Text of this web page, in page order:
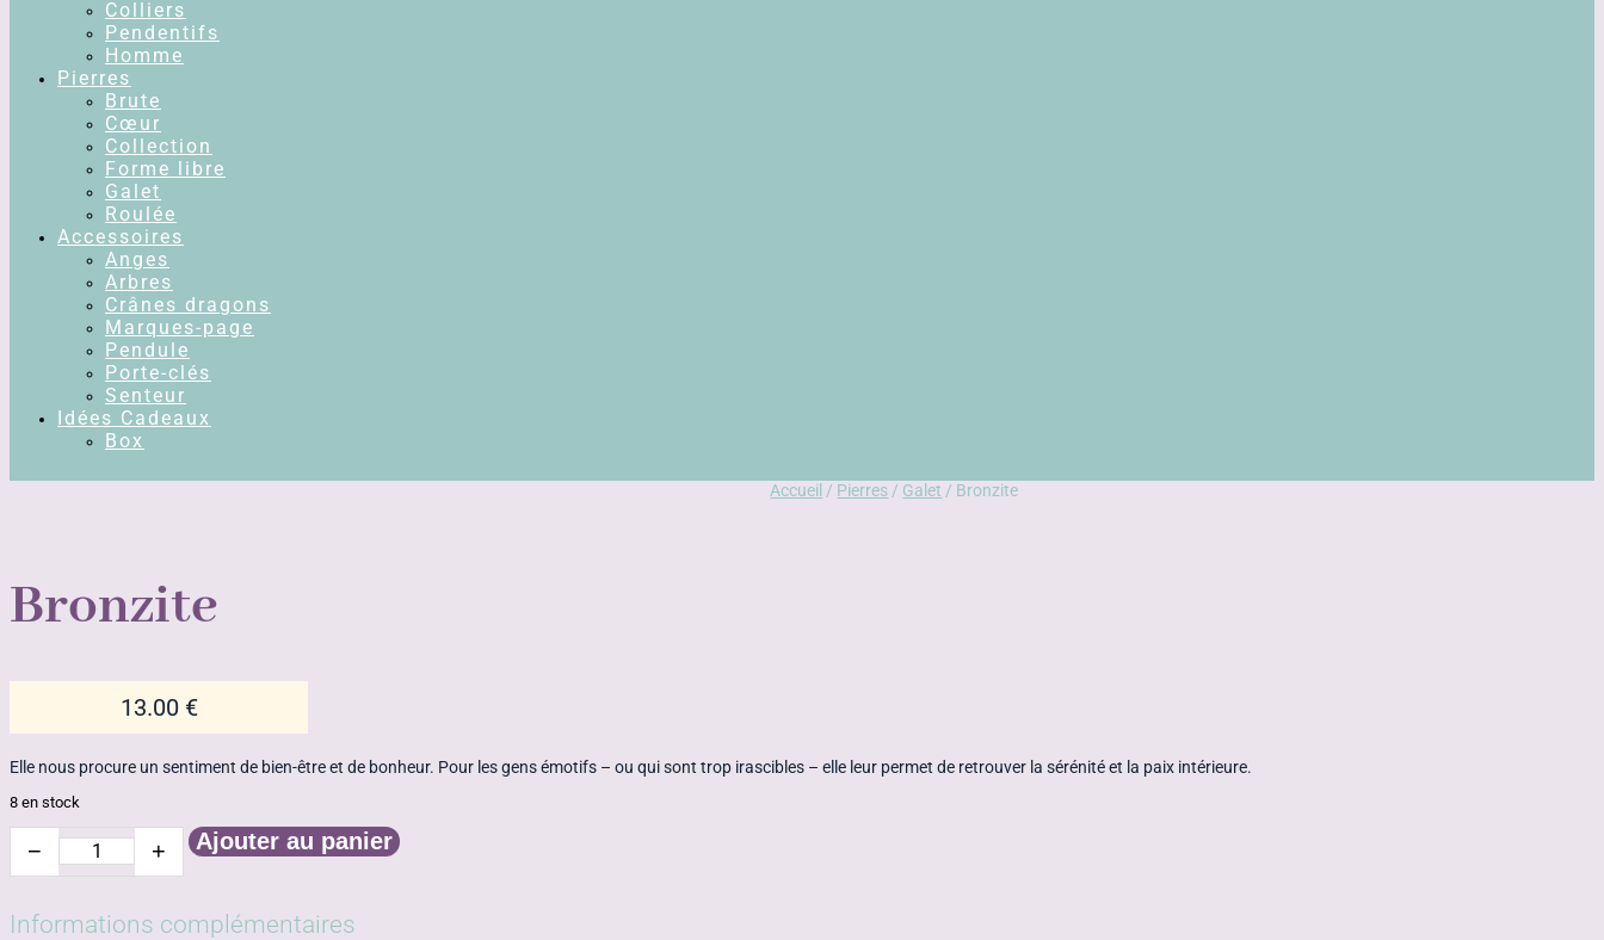
Colliers
Pendentifs
Homme
Pierres
Brute
Cœur
Collection
Forme libre
Galet
Roulée
Accessoires
Anges
Arbres
Crânes dragons
Marques-page
Pendule
Porte-clés
Senteur
Idées Cadeaux
Box
Accueil / Pierres / Galet / Bronzite
Bronzite
13.00 €
Elle nous procure un sentiment de bien-être et de bonheur. Pour les gens émotifs – ou qui sont trop irascibles – elle leur permet de retrouver la sérénité et la paix intérieure.
8 en stock
−
quantité
de
+ Ajouter au panier
Informations complémentaires